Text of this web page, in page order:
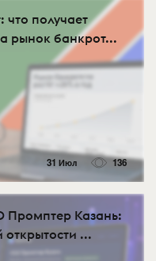
получает
рынок банкрот...
31 Июл 136
Казань:
открытости ...